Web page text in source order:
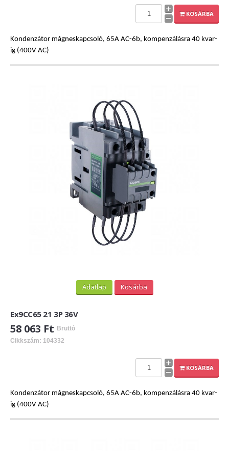
KOSÁRBA
Kondenzátor mágneskapcsoló, 65A AC-6b, kompenzálásra 40 kvar-
ig (400V AC)
Adatlap Kosárba
Ex9CC65 21 3P 36V
58 063 Ft Bruttó
Cikkszám: 104332
KOSÁRBA
Kondenzátor mágneskapcsoló, 65A AC-6b, kompenzálásra 40 kvar-
ig (400V AC)